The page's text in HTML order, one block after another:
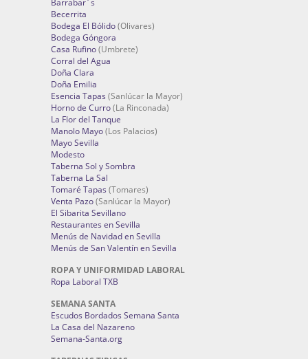
Barrabar´s
Becerrita
Bodega El Bólido(Olivares)
Bodega Góngora
Casa Rufino(Umbrete)
Corral del Agua
Doña Clara
Doña Emilia
Esencia Tapas (Sanlúcar la Mayor)
Horno de Curro(La Rinconada)
La Flor del Tanque
Manolo Mayo(Los Palacios)
Mayo Sevilla
Modesto
Taberna Sol y Sombra
Taberna La Sal
Tomaré Tapas (Tomares)
Venta Pazo(Sanlúcar la Mayor)
El Sibarita Sevillano
Restaurantes en Sevilla
Menús de Navidad en Sevilla
Menús de San Valentín en Sevilla
ROPA Y UNIFORMIDAD LABORAL
Ropa Laboral TXB
SEMANA SANTA
Escudos Bordados Semana Santa
La Casa del Nazareno
Semana-Santa.org